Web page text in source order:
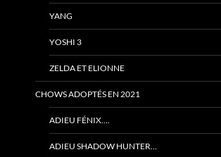
YANG
YOSHI 3
ZELDA ET ELIONNE
CHOWS ADOPTÉS EN 2021
ADIEU FÉNIX….
ADIEU SHADOW HUNTER…